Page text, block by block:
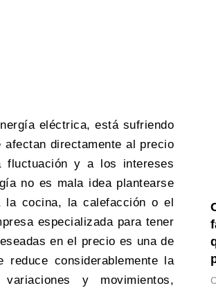
eléctrica, está sufriendo
directamente al precio
y a los intereses
no es mala idea plantearse
cocina, la calefacción o el
especializada para tener
en el precio es una de
reduce considerablemente la
y movimientos,